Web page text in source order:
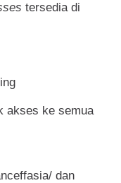
tersedia di
akses ke semua
dan